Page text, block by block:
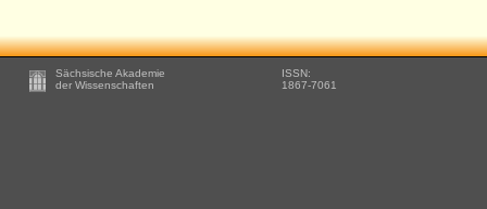
Footer
Sächsische Akademie
der Wissenschaften
ISSN:
1867-7061